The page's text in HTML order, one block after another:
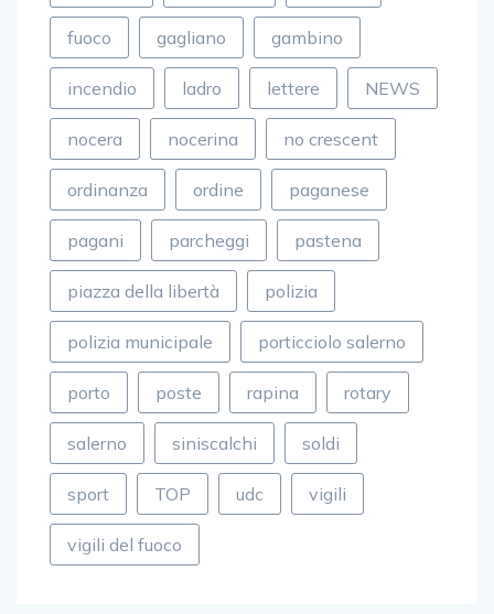
fuoco gagliano gambino
incendio ladro lettere NEWS
nocera nocerina no crescent
ordinanza ordine paganese
pagani parcheggi pastena
piazza della libertà polizia
polizia municipale porticciolo salerno
porto poste rapina rotary
salerno siniscalchi soldi
sport TOP udc vigili
vigili del fuoco